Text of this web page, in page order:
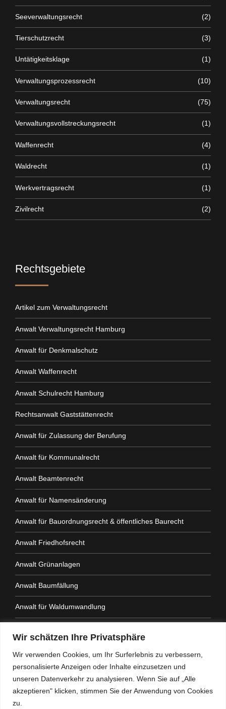
Wir schätzen Ihre Privatsphäre
Wir verwenden Cookies, um Ihr Surferlebnis zu verbessern,
personalisierte Anzeigen oder Inhalte einzusetzen und
unseren Datenverkehr zu analysieren. Wenn Sie auf „Alle
akzeptieren" klicken, stimmen Sie der Anwendung von Cookies
zu.
Seeverwaltungsrecht (2)
Tierschutzrecht (3)
Untätigkeitsklage (1)
Verwaltungsprozessrecht (10)
Verwaltungsrecht (75)
Verwaltungsvollstreckungsrecht (1)
Waffenrecht (4)
Waldrecht (1)
Werkvertragsrecht (1)
Zivilrecht (2)
Rechtsgebiete
Artikel zum Verwaltungsrecht
Anwalt Verwaltungsrecht Hamburg
Anwalt für Denkmalschutz
Anwalt Waffenrecht
Anwalt Schulrecht Hamburg
Rechtsanwalt Gaststättenrecht
Anwalt für Zulassung der Berufung
Anwalt für Kommunalrecht
Anwalt Beamtenrecht
Anwalt für Namensänderung
Anwalt für Bauordnungsrecht & öffentliches Baurecht
Anwalt Friedhofsrecht
Anwalt Grünanlagen
Anwalt Baumfällung
Anwalt für Waldumwandlung
Anwalt Amtshaftung